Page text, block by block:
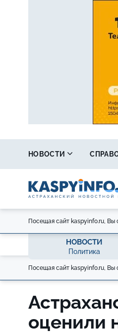
НОВОСТИ
Посещая сайт kaspyinfo.ru, Вы
НОВОСТИ
Политика
Посещая сайт kaspyinfo.ru, Вы
оценили